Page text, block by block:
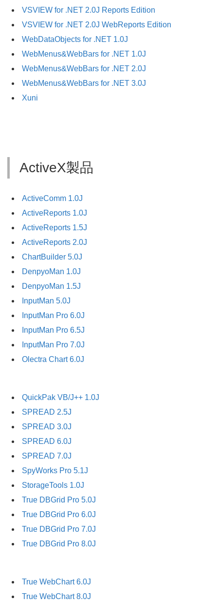
VSVIEW for .NET 2.0J Reports Edition
VSVIEW for .NET 2.0J WebReports Edition
WebDataObjects for .NET 1.0J
WebMenus&WebBars for .NET 1.0J
WebMenus&WebBars for .NET 2.0J
WebMenus&WebBars for .NET 3.0J
Xuni
ActiveX製品
ActiveComm 1.0J
ActiveReports 1.0J
ActiveReports 1.5J
ActiveReports 2.0J
ChartBuilder 5.0J
DenpyoMan 1.0J
DenpyoMan 1.5J
InputMan 5.0J
InputMan Pro 6.0J
InputMan Pro 6.5J
InputMan Pro 7.0J
Olectra Chart 6.0J
QuickPak VB/J++ 1.0J
SPREAD 2.5J
SPREAD 3.0J
SPREAD 6.0J
SPREAD 7.0J
SpyWorks Pro 5.1J
StorageTools 1.0J
True DBGrid Pro 5.0J
True DBGrid Pro 6.0J
True DBGrid Pro 7.0J
True DBGrid Pro 8.0J
True WebChart 6.0J
True WebChart 8.0J